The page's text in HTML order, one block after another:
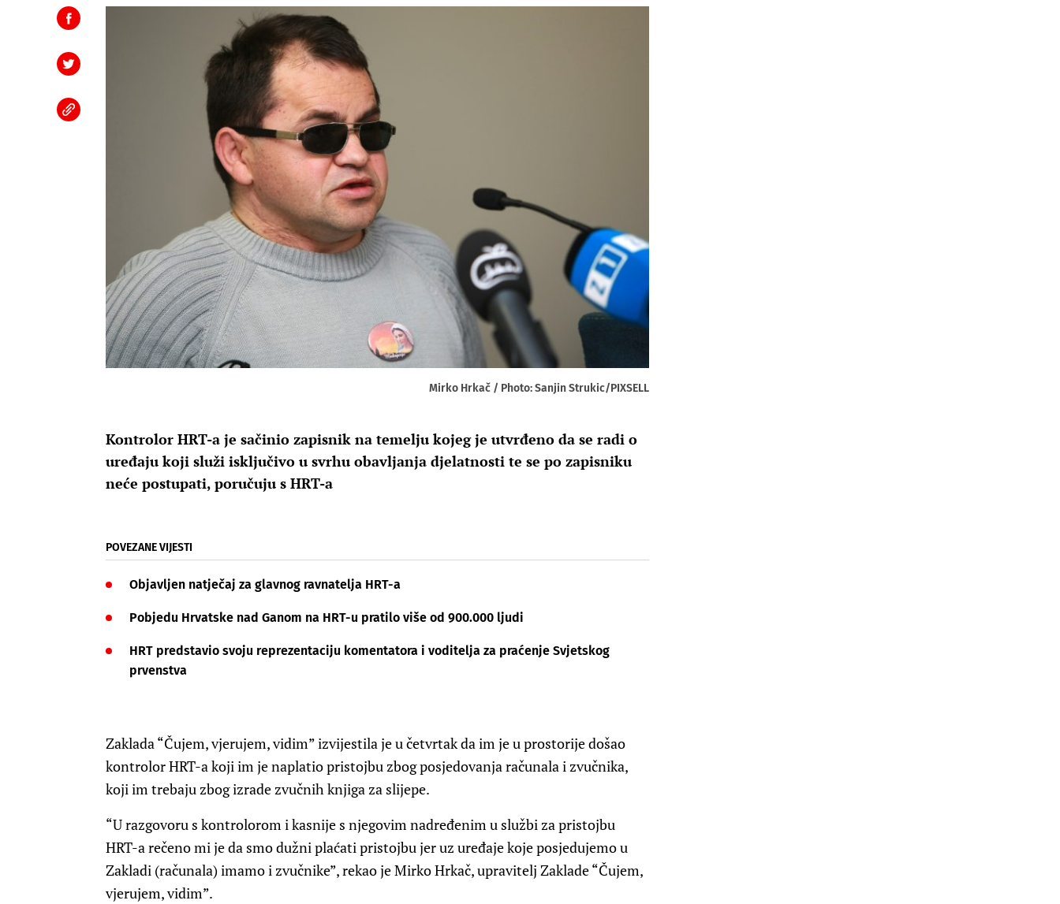
Mirko Hrkač / Photo: Sanjin Strukic/PIXSELL
Kontrolor HRT-a je sačinio zapisnik na temelju kojeg je utvrđeno da se radi o
uređaju koji služi isključivo u svrhu obavljanja djelatnosti te se po zapisniku
neće postupati, poručuju s HRT-a
POVEZANE VIJESTI
Objavljen natječaj za glavnog ravnatelja HRT-a
Pobjedu Hrvatske nad Ganom na HRT-u pratilo više od 900.000 ljudi
HRT predstavio svoju reprezentaciju komentatora i voditelja za praćenje Svjetskog
prvenstva
Zaklada “Čujem, vjerujem, vidim” izvijestila je u četvrtak da im je u prostorije došao
kontrolor HRT-a koji im je naplatio pristojbu zbog posjedovanja računala i zvučnika,
koji im trebaju zbog izrade zvučnih knjiga za slijepe.
“U razgovoru s kontrolorom i kasnije s njegovim nadređenim u službi za pristojbu
HRT-a rečeno mi je da smo dužni plaćati pristojbu jer uz uređaje koje posjedujemo u
Zakladi (računala) imamo i zvučnike”, rekao je Mirko Hrkač, upravitelj Zaklade “Čujem,
vjerujem, vidim”.